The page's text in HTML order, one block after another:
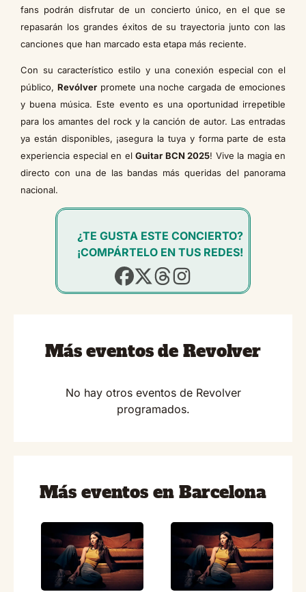
fans podrán disfrutar de un concierto único, en el que se
repasarán los grandes éxitos de su trayectoria junto con las
canciones que han marcado esta etapa más reciente.
Con su característico estilo y una conexión especial con el
público, Revólverpromete una noche cargada de emociones
y buena música. Este evento es una oportunidad irrepetible
para los amantes del rock y la canción de autor. Las entradas
ya están disponibles, ¡asegura la tuya y forma parte de esta
experiencia especial en el Guitar BCN 2025! Vive la magia en
directo con una de las bandas más queridas del panorama
nacional.
¿TE GUSTA ESTE CONCIERTO?
¡COMPÁRTELO EN TUS REDES!
Más eventos de Revolver
No hay otros eventos de Revolver
programados.
Más eventos en Barcelona